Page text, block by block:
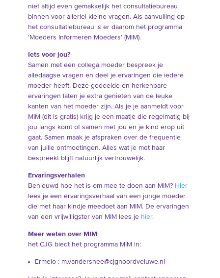
niet altijd even gemakkelijk het consultatiebureau
binnen voor allerlei kleine vragen. Als aanvulling op
het consultatiebureau is er daarom het programma
‘Moeders Informeren Moeders’ (MIM).
Iets voor jou?
Samen met een collega moeder bespreek je
alledaagse vragen en deel je ervaringen die iedere
moeder heeft. Deze gedeelde en herkenbare
ervaringen laten je extra genieten van de leuke
kanten van het moeder zijn. Als je je aanmeldt voor
MIM (dit is gratis) krijg je een maatje die regelmatig bij
jou langs komt of samen met jou en je kind erop uit
gaat. Samen maak je afspraken over de frequentie
van jullie ontmoetingen. Alles wat je met haar
bespreekt blijft natuurlijk vertrouwelijk.
Ervaringsverhalen
Benieuwd hoe het is om mee te doen aan MIM? Hier
lees je een ervaringsverhaal van een jonge moeder
die met haar kindje meedoet aan MIM. De ervaringen
van een vrijwilligster van MIM lees je hier.
Meer weten over MIM
het CJG biedt het programma MIM in:
Ermelo : m.vandersnee@cjgnoordveluwe.nl